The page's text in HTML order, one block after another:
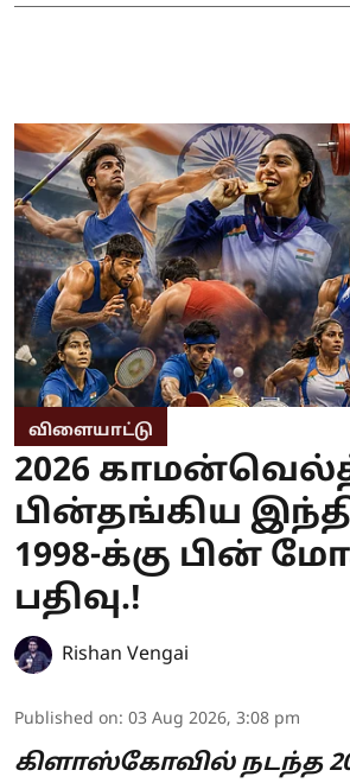
விளையாட்டு
2026
பின்தங்கிய
1998-க்கு பின்
பதிவு.!
Rishan Vengai
Published on: 03 Aug 2026, 3:08 pm
கிளாஸ்கோவில் நடந்த